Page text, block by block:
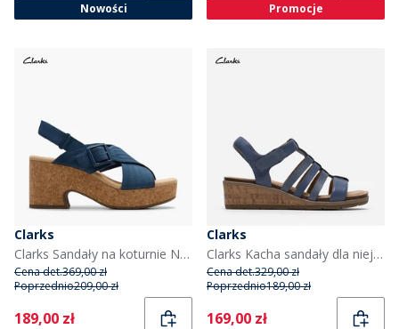
Nowości Promocje
Clarks
Clarks Sandały na koturnie Nerisa West dla niej kolor Navy Nubuck
Cena det.369,00 zł
Poprzednio209,00 zł
Current
189,00 zł
Clarks
Clarks Kacha sandały dla niej kolor Denim Blue Leather
Cena det.329,00 zł
Poprzednio189,00 zł
Current
169,00 zł